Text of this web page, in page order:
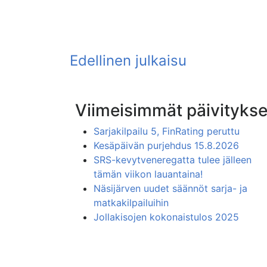
Viimeisimmät
Sarjakilpailu 5, FinRating peruttu
Kesäpäivän purjehdus 15.8.2026
SRS-kevytveneregatta tulee jälleen
tämän viikon lauantaina!
Näsijärven uudet säännöt sarja- ja
matkakilpailuihin
Jollakisojen kokonaistulos 2025